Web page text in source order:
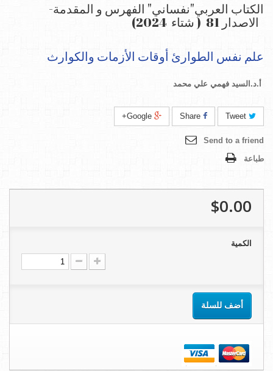
الكتاب العربي"نفساني" الفهرس و المقدمة-
الاصدار 81 ( شتاء 2024)
علم نفس الطوارئ أوقات الأزمات والكوارث
أ.د.السيد فهمي علي محمد
Send to a friend
طباعة
$0.00
الكمية
أضف للسلة